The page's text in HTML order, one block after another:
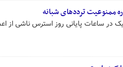
ممنوعیت ترددهای شبانه
در ساعات پایانی روز استرس ناشی از